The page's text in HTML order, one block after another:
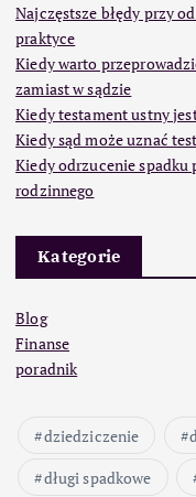
Najczęstsze błędy przy
praktyce
Kiedy warto
zamiast w sądzie
Kiedy testament ustny
Kiedy sąd może uznać
Kiedy odrzucenie spadku
rodzinnego
Kategorie
Blog
Finanse
poradnik
dziedziczenie
długi spadkowe